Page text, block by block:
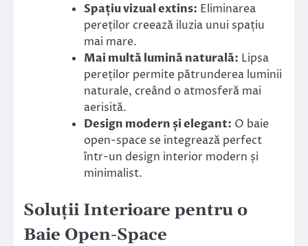
Spațiu vizual extins: Eliminarea
pereților creează iluzia unui spațiu
mai mare.
Mai multă lumină naturală: Lipsa
pereților permite pătrunderea luminii
naturale, creând o atmosferă mai
aerisită.
Design modern și elegant: O baie
open-space se integrează perfect
într-un design interior modern și
minimalist.
Soluții Interioare pentru o
Baie Open-Space